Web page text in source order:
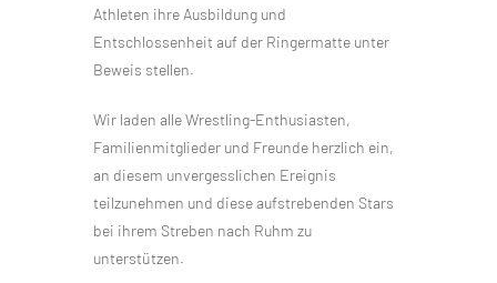
Athleten ihre Ausbildung und
Entschlossenheit auf der Ringermatte unter
Beweis stellen.
Wir laden alle Wrestling-Enthusiasten,
Familienmitglieder und Freunde herzlich ein,
an diesem unvergesslichen Ereignis
teilzunehmen und diese aufstrebenden Stars
bei ihrem Streben nach Ruhm zu
unterstützen.